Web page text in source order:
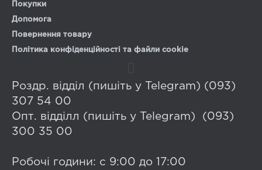
Покупки
Допомога
Повернення товару
Політика конфіденційності та файли cookie
Роздр. відділ (пишіть у Telegram) (093)
307 54 00
Опт. відділл (пишіть у Telegram) (093)
300 35 00
Робочі години: с 9:00 до 17:00